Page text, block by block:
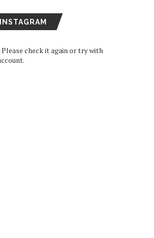
INSTAGRAM
Please check it again or try with